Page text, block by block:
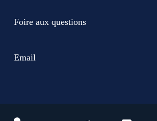
Foire aux questions
Email